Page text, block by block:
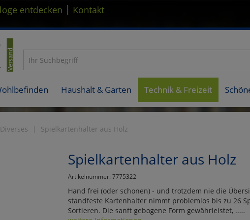
entdecken | Kontakt
Haushalt & Garten Technik & Freizeit
Diverses Spielkartenhalter aus Holz
Spielkartenhalter aus Holz
Artikelnummer: 7775322
Hand frei (oder schonen) - und trotzdem nie die
standfeste Kartenhalter nimmt problemlos bis zu 26
Sortieren. Die sanft gebogene Form gewährleistet, .....